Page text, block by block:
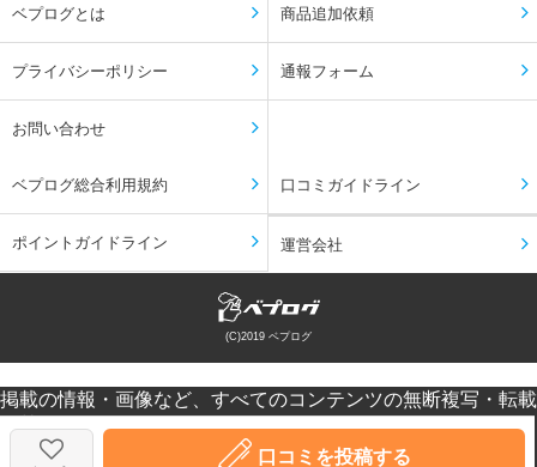
口コミを投稿する
ベプログとは 商品追加依頼
プライバシーポリシー 通報フォーム
お問い合わせ
ベプログ総合利用規約 口コミガイドライン
ポイントガイドライン 運営会社
(C)2019 ベプログ
掲載の情報・画像など、すべてのコンテンツの無断複写・転載
を禁じます。
口コミなどの投稿はあくまで投稿者の感想です。個人差があり